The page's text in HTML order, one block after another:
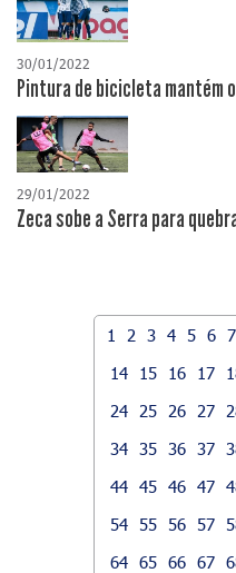
30/01/2022
Pintura de bicicleta mantém o
29/01/2022
Zeca sobe a Serra para
1 2 3 4 5 6 7
14
15 16 17
24
25 26 27
34 35 36 37
44 45 46 47
54 55 56 57
64 65 66 67